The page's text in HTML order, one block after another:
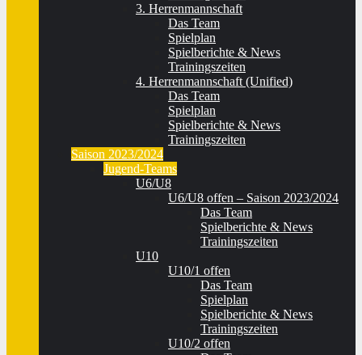
3. Herrenmannschaft
Das Team
Spielplan
Spielberichte & News
Trainingszeiten
4. Herrenmannschaft (Unified)
Das Team
Spielplan
Spielberichte & News
Trainingszeiten
Saison 2023/2024
Jugend-Teams
U6/U8
U6/U8 offen – Saison 2023/2024
Das Team
Spielberichte & News
Trainingszeiten
U10
U10/1 offen
Das Team
Spielplan
Spielberichte & News
Trainingszeiten
U10/2 offen